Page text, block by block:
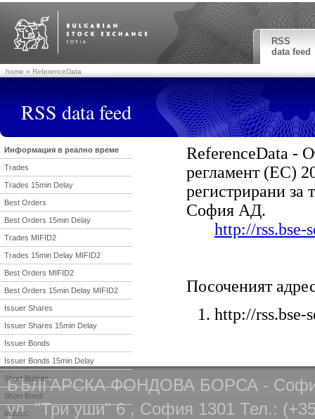
RSS
data feed
home » ReferenceData
Информация в реално време
Trades
Trades 15min Delay
Best Orders
Best Orders 15min Delay
Trades MIFID2
Trades 15min Delay MIFID2
Best Orders MIFID2
Best Orders 15min Delay MIFID2
Issuer Shares
Issuer Shares 15min Delay
Issuer Bonds
Issuer Bonds 15min Delay
Short Bulletin
Short Bond
Indices
RSS data feed
ReferenceData -
регламент (ЕС)
регистрирани за
София АД.
http://rss.bse-
Посоченият
http://rss.bse-
БЪЛГАРСКА ФОНДОВА БОРСА -
ул. "Три уши" 6 , София 1301 Тел.: